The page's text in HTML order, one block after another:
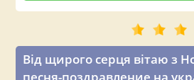
Від щирого серця вітаю з